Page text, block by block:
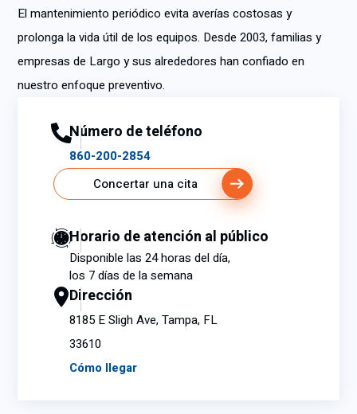
El mantenimiento periódico evita averías costosas y
prolonga la vida útil de los equipos. Desde 2003, familias y
empresas de Largo y sus alrededores han confiado en
nuestro enfoque preventivo.
Número de teléfono
860-200-2854
Concertar una cita
Horario de atención al público
Disponible las 24 horas del día,
los 7 días de la semana
Dirección
8185 E Sligh Ave, Tampa, FL
33610
Cómo llegar